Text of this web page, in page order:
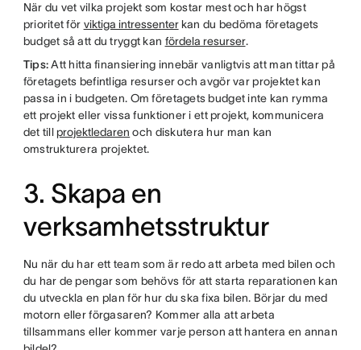
När du vet vilka projekt som kostar mest och har högst
prioritet för viktiga intressenterkan du bedöma företagets
budget så att du tryggt kan fördela resurser.
Tips:Att hitta finansiering innebär vanligtvis att man tittar på
företagets befintliga resurser och avgör var projektet kan
passa in i budgeten. Om företagets budget inte kan rymma
ett projekt eller vissa funktioner i ett projekt, kommunicera
det till projektledaren och diskutera hur man kan
omstrukturera projektet.
3. Skapa en
verksamhetsstruktur
Nu när du har ett team som är redo att arbeta med bilen och
du har de pengar som behövs för att starta reparationen kan
du utveckla en plan för hur du ska fixa bilen. Börjar du med
motorn eller förgasaren? Kommer alla att arbeta
tillsammans eller kommer varje person att hantera en annan